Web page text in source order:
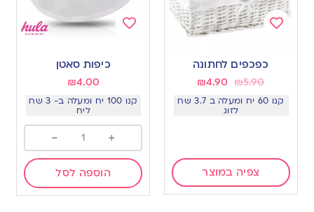
כפכפים לחתונה
₪5.90
₪4.90
קנו 60 יח ומעלה ב 3.7 שח
לזוג
צפיה במוצר
כיפות סאטן
₪4.00
קנו 100 יח ומעלה ב- 3 שח
ליח
+
-
הוספה לסל